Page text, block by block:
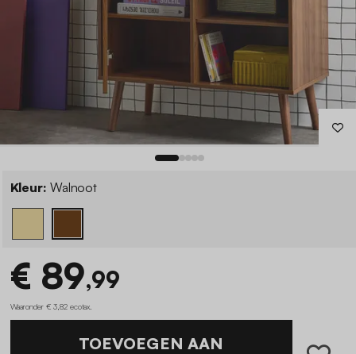
Kleur: Walnoot
€ 89,99
Waaronder € 3,82 ecotax
TOEVOEGEN AAN